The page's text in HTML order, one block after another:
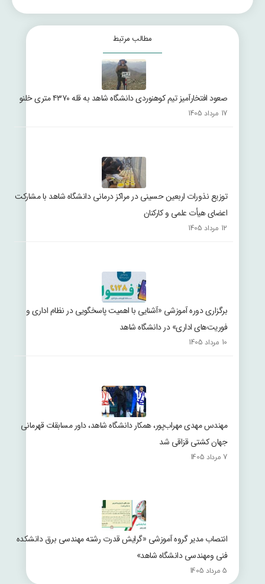
مطالب مرتبط
صعود افتخارآمیز تیم کوهنوردی دانشگاه شاهد به قله ۴۳۷۰ متری خلنو
17 مرداد 1405
توزیع نذورات اربعین حسینی در مراکز درمانی دانشگاه شاهد با مشارکت
اعضای هیأت علمی و کارکنان
12 مرداد 1405
برگزاری دوره آموزشی «آشنایی با اهمیت پاسخگویی در نظام اداری و
فوریت‌های اداری» در دانشگاه شاهد
10 مرداد 1405
مهندس مهدی مهراب‌پور، همکار دانشگاه شاهد، داور مسابقات قهرمانی
جهان کشتی قزاقی شد
7 مرداد 1405
انتصاب مدیر گروه آموزشی «گرایش قدرت رشته مهندسی برق دانشکده
فنی ومهندسی دانشگاه شاهد»
5 مرداد 1405